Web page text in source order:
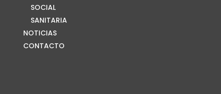
SOCIAL
SANITARIA
NOTICIAS
CONTACTO